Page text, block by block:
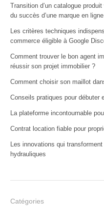
Transition d’un catalogue
du succès d’une marque en ligne
Les critères techniques
commerce éligible à Google
Comment trouver le bon agent
réussir son projet immobilier ?
Comment choisir son maillot
Conseils pratiques pour débuter
La plateforme incontournable
Contrat location fiable pour
Les innovations qui
hydrauliques
Catégories